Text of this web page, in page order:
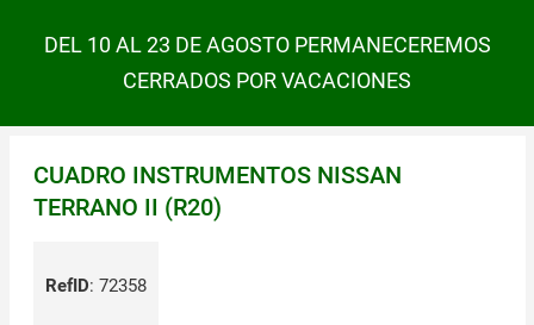
DEL 10 AL 23 DE AGOSTO PERMANECEREMOS
CERRADOS POR VACACIONES
CUADRO INSTRUMENTOS NISSAN
TERRANO II (R20)
RefID: 72358